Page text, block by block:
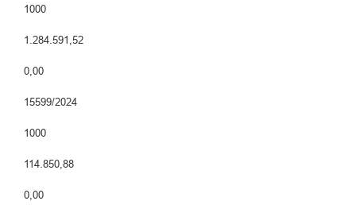
1000
1.284.591,52
0,00
15599/2024
1000
114.850,88
0,00